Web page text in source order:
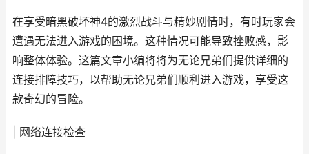
在享受暗黑破坏神4的激烈战斗与精妙剧情时，有时玩家会
遭遇无法进入游戏的困境。这种情况可能导致挫败感，影
响整体体验。这篇文章小编将将为无论兄弟们提供详细的
连接排障技巧，以帮助无论兄弟们顺利进入游戏，享受这
款奇幻的冒险。
| 网络连接检查